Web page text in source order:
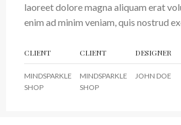
laoreet dolore magna aliquam erat
enim ad minim veniam, quis nostrud
CLIENT
MINDSPARKLE
SHOP
CLIENT
MINDSPARKLE
SHOP
DESIGNER
JOHN DOE